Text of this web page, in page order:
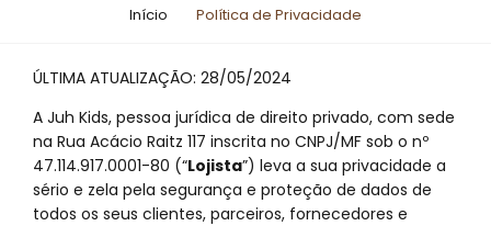
Início Política de Privacidade
ÚLTIMA ATUALIZAÇÃO: 28/05/2024
A Juh Kids, pessoa jurídica de direito privado, com sede
na Rua Acácio Raitz 117 inscrita no CNPJ/MF sob o nº
47.114.917.0001-80 (“Lojista”) leva a sua privacidade a
sério e zela pela segurança e proteção de dados de
todos os seus clientes, parceiros, fornecedores e